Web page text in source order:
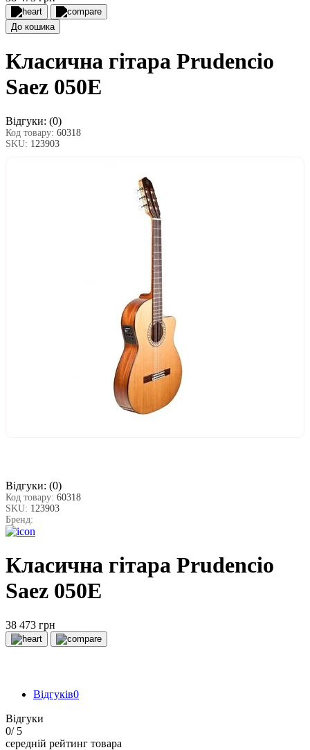
До кошика
Класична гітара Prudencio
Saez 050E
Відгуки: (0)
Код товару: 60318
SKU: 123903
Відгуки: (0)
Код товару: 60318
SKU: 123903
Бренд:
Класична гітара Prudencio
Saez 050E
38 473 грн
Відгуків0
Відгуки
0/ 5
середній рейтинг товара